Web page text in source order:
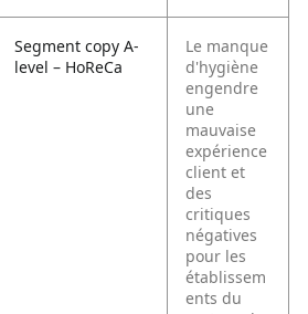
Segment copy A-
level – HoReCa
Le manque
d'hygiène
engendre
une
mauvaise
expérience
client et
des
critiques
négatives
pour les
établissem
ents du